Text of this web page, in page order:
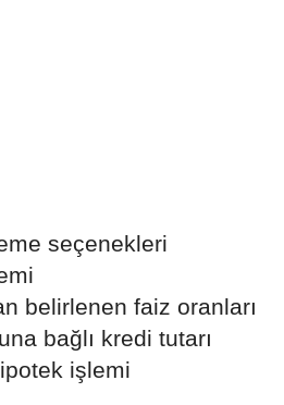
seçenekleri
belirlenen faiz oranları
bağlı kredi tutarı
işlemi